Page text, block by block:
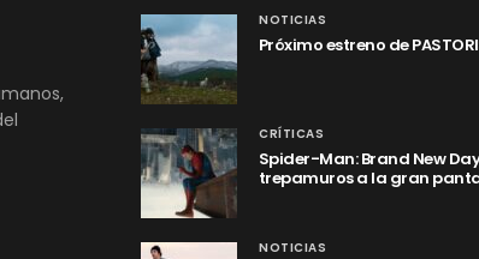
NOTICIAS
Próximo estreno de
CRÍTICAS
Spider-Man: Brand New
trepamuros a la gran
NOTICIAS